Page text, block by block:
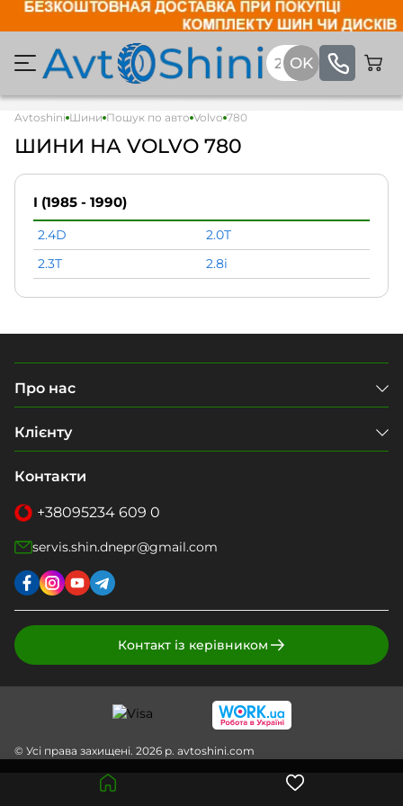
Avtoshini Шини Пошук по авто Volvo 780
ШИНИ НА VOLVO 780
I (1985 - 1990)
2.4D
2.0T
2.3T
2.8i
Про нас
Клієнту
Контакти
+38095234 609 0
servis.shin.dnepr@gmail.com
Контакт із керівником
© Усі права захищені. 2026 р. avtoshini.com